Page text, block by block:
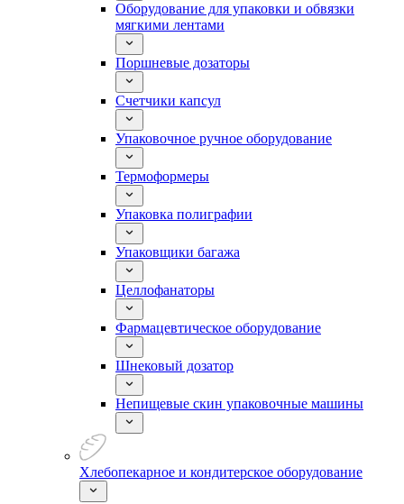
Оборудование для упаковки и обвязки
мягкими лентами
Поршневые дозаторы
Счетчики капсул
Упаковочное ручное оборудование
Термоформеры
Упаковка полиграфии
Упаковщики багажа
Целлофанаторы
Фармацевтическое оборудование
Шнековый дозатор
Непищевые скин упаковочные машины
Хлебопекарное и кондитерское оборудование